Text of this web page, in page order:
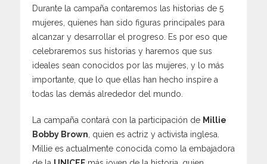
Durante la campaña contaremos las historias de 5
mujeres, quienes han sido figuras principales para
alcanzar y desarrollar el progreso. Es por eso que
celebraremos sus historias y haremos que sus
ideales sean conocidos por las mujeres, y lo más
importante, que lo que ellas han hecho inspire a
todas las demás alrededor del mundo.
La campaña contará con la participación de Millie
Bobby Brown , quien es actriz y activista inglesa.
Millie es actualmente conocida como la embajadora